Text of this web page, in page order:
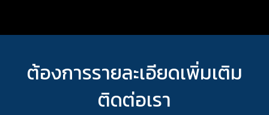
ต้องการรายละเอียดเพิ่มเติม
ติดต่อเรา